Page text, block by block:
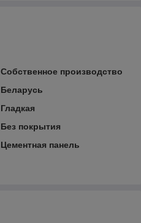
Собственное производство
Беларусь
Гладкая
Без покрытия
Цементная панель